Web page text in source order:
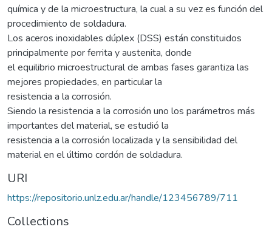
química y de la microestructura, la cual a su vez es función del
procedimiento de soldadura.
Los aceros inoxidables dúplex (DSS) están constituidos
principalmente por ferrita y austenita, donde
el equilibrio microestructural de ambas fases garantiza las
mejores propiedades, en particular la
resistencia a la corrosión.
Siendo la resistencia a la corrosión uno los parámetros más
importantes del material, se estudió la
resistencia a la corrosión localizada y la sensibilidad del
material en el último cordón de soldadura.
URI
https://repositorio.unlz.edu.ar/handle/123456789/711
Collections